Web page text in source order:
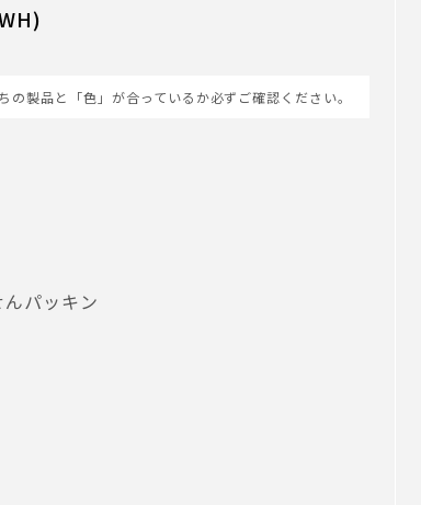
製品と「色」が合っているか必ずご確認ください。
パッキン